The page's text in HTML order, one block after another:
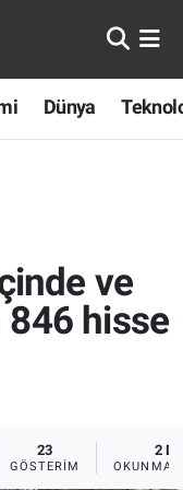
Dünya
ve
hisse
23
GÖSTERIM
2 DK
OKUNMA